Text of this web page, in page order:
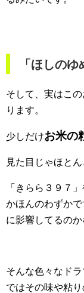
「ほしの
そして、実はこ
ります。
少しだけお米の
見た目じゃほと
「きらら３９７
かほんのわずか
に影響してるのか
そんな色々なド
ではその味や粘